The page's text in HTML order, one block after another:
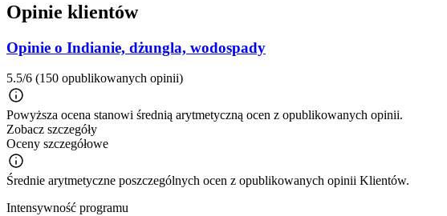
Opinie klientów
Opinie o Indianie, dżungla, wodospady
5.5/6 (150 opublikowanych opinii)
Powyższa ocena stanowi średnią arytmetyczną ocen z opublikowanych opinii.
Zobacz szczegóły
Oceny szczegółowe
Średnie arytmetyczne poszczególnych ocen z opublikowanych opinii Klientów.
Intensywność programu